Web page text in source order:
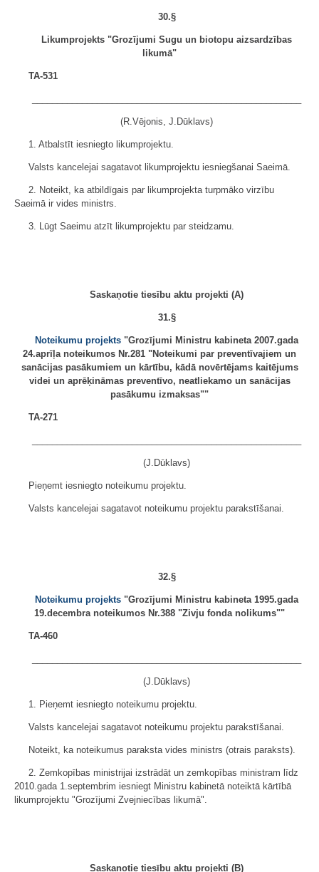
30.§
Likumprojekts "Grozījumi Sugu un biotopu aizsardzības
likumā"
TA-531
(R.Vējonis, J.Dūklavs)
1. Atbalstīt iesniegto likumprojektu.
Valsts kancelejai sagatavot likumprojektu iesniegšanai Saeimā.
2. Noteikt, ka atbildīgais par likumprojekta turpmāko virzību
Saeimā ir vides ministrs.
3. Lūgt Saeimu atzīt likumprojektu par steidzamu.
Saskaņotie tiesību aktu projekti (A)
31.§
Noteikumu projekts "Grozījumi Ministru kabineta 2007.gada
24.aprīļa noteikumos Nr.281 "Noteikumi par preventīvajiem un
sanācijas pasākumiem un kārtību, kādā novērtējams kaitējums
videi un aprēķināmas preventīvo, neatliekamo un sanācijas
pasākumu izmaksas""
TA-271
(J.Dūklavs)
Pieņemt iesniegto noteikumu projektu.
Valsts kancelejai sagatavot noteikumu projektu parakstīšanai.
32.§
Noteikumu projekts "Grozījumi Ministru kabineta 1995.gada
19.decembra noteikumos Nr.388 "Zivju fonda nolikums""
TA-460
(J.Dūklavs)
1. Pieņemt iesniegto noteikumu projektu.
Valsts kancelejai sagatavot noteikumu projektu parakstīšanai.
Noteikt, ka noteikumus paraksta vides ministrs (otrais paraksts).
2. Zemkopības ministrijai izstrādāt un zemkopības ministram līdz
2010.gada 1.septembrim iesniegt Ministru kabinetā noteiktā kārtībā
likumprojektu "Grozījumi Zvejniecības likumā".
Saskaņotie tiesību aktu projekti (B)